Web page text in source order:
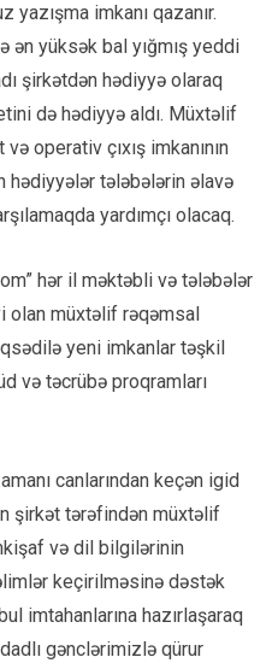
yazışma imkanı qazanır.
ən yüksək bal yığmış yeddi
şirkətdən hədiyyə olaraq
də hədiyyə aldı. Müxtəlif
operativ çıxış imkanının
hədiyyələr tələbələrin əlavə
yardımçı olacaq.
hər il məktəbli və tələbələr
olan müxtəlif rəqəmsal
yeni imkanlar təşkil
və təcrübə proqramları
canlarından keçən igid
şirkət tərəfindən müxtəlif
və dil bilgilərinin
keçirilməsinə dəstək
imtahanlarına hazırlaşaraq
gənclərimizlə qürur